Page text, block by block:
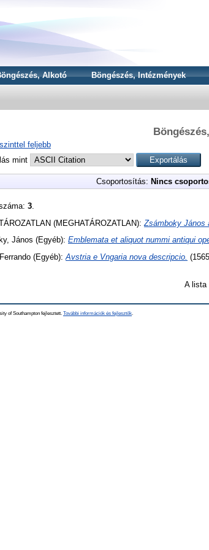
Alkotó Böngészés, Intézmények
feljebb
mint
Csoportosítás: Nincs
3
(MEGHATÁROZATLAN): Zsámboky János
János (Egyéb): Emblemata et aliquot nummi antiqui
(Egyéb):Avstria e Vngaria nova descripcio.
A lista
of Southampton fejlesztett. További információk és fejlesztők